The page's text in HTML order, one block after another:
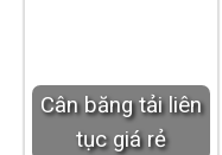
Cân băng tải liên
tục giá rẻ